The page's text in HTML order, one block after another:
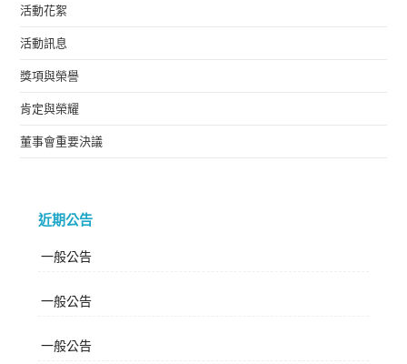
活動花絮
活動訊息
獎項與榮譽
肯定與榮耀
董事會重要決議
近期公告
一般公告
一般公告
一般公告